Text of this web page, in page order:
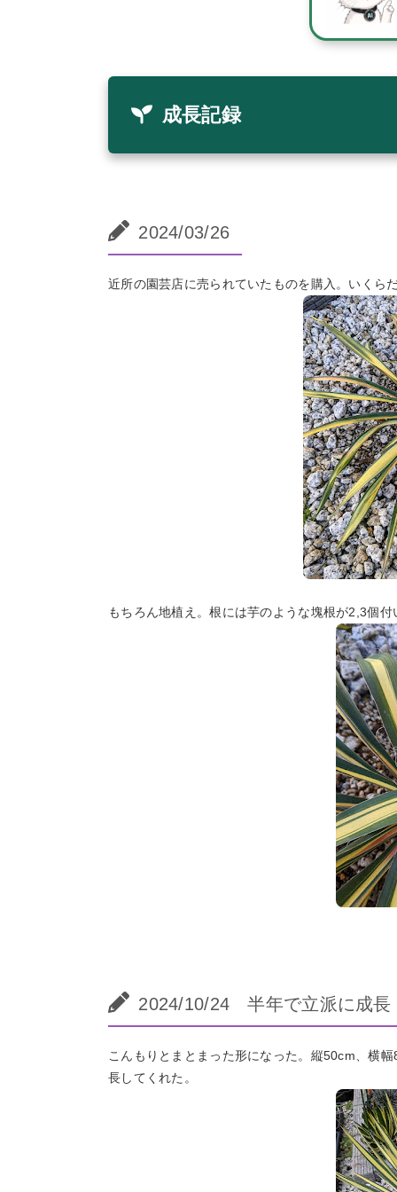
成長記録
2024/03/26
近所の園芸店に売られていたものを購入。いくら
もちろん地植え。根には芋のような塊根が2,3個
2024/10/24 半年で立派に成長
こんもりとまとまった形になった。縦50cm、横
長してくれた。